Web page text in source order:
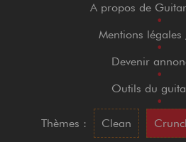
A propos de
•
Mentions
•
Devenir
•
Outils du
•
Thèmes :
Clean